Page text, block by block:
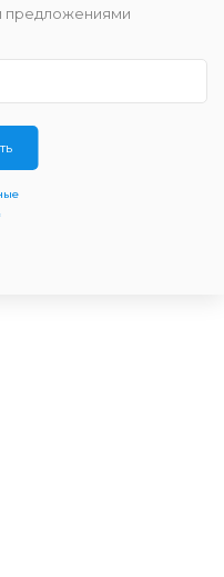
предложениями